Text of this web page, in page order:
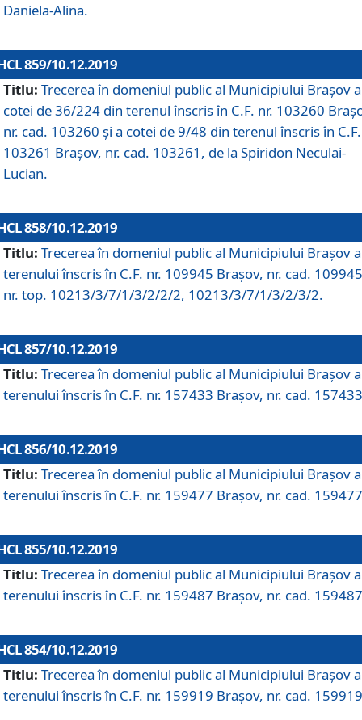
Daniela-Alina.
859/10.12.2019
Titlu: Trecerea în domeniul public al Municipiului Braşov a
cotei de 36/224 din terenul înscris în C.F. nr. 103260
nr. cad. 103260 și a cotei de 9/48 din terenul înscris în
103261 Brașov, nr. cad. 103261, de la Spiridon Neculai-
Lucian.
858/10.12.2019
Titlu: Trecerea în domeniul public al Municipiului Braşov a
terenului înscris în C.F. nr. 109945 Brașov, nr. cad.
nr. top. 10213/3/7/1/3/2/2/2, 10213/3/7/1/3/2/3/2.
857/10.12.2019
Titlu: Trecerea în domeniul public al Municipiului Braşov a
terenului înscris în C.F. nr. 157433 Brașov, nr. cad.
856/10.12.2019
Titlu: Trecerea în domeniul public al Municipiului Braşov a
terenului înscris în C.F. nr. 159477 Brașov, nr. cad.
855/10.12.2019
Titlu: Trecerea în domeniul public al Municipiului Braşov a
terenului înscris în C.F. nr. 159487 Brașov, nr. cad.
854/10.12.2019
Titlu: Trecerea în domeniul public al Municipiului Braşov a
terenului înscris în C.F. nr. 159919 Brașov, nr. cad.